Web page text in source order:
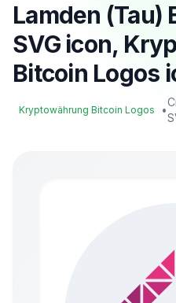
Lamden (Tau)
SVG icon,
Bitcoin Logos
Kryptowährung Bitcoin Logos •